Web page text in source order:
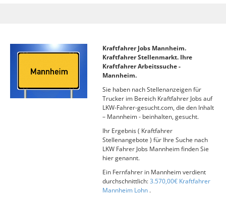
Kraftfahrer Jobs Mannheim.
Kraftfahrer Stellenmarkt. Ihre
Kraftfahrer Arbeitssuche -
Mannheim.
Sie haben nach Stellenanzeigen für
Trucker im Bereich Kraftfahrer Jobs auf
LKW-Fahrer-gesucht.com, die den Inhalt
– Mannheim - beinhalten, gesucht.
Ihr Ergebnis ( Kraftfahrer
Stellenangebote ) für Ihre Suche nach
LKW Fahrer Jobs Mannheim finden Sie
hier genannt.
Ein Fernfahrer in Mannheim verdient
durchschnittlich:3.570,00€ Kraftfahrer
Mannheim Lohn .